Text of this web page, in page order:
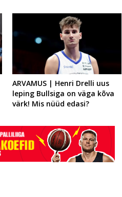
ARVAMUS | Henri Drelli uus
leping Bullsiga on väga kõva
värk! Mis nüüd edasi?